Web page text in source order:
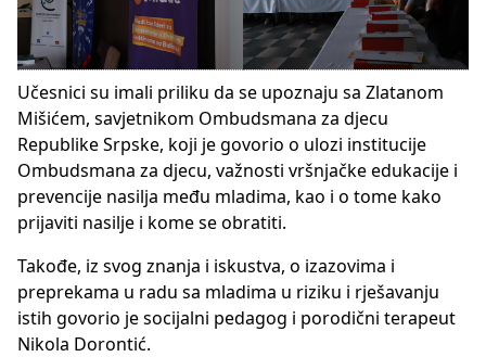
Učesnici su imali priliku da se upoznaju sa Zlatanom
Mišićem, savjetnikom Ombudsmana za djecu
Republike Srpske, koji je govorio o ulozi institucije
Ombudsmana za djecu, važnosti vršnjačke edukacije i
prevencije nasilja među mladima, kao i o tome kako
prijaviti nasilje i kome se obratiti.
Takođe, iz svog znanja i iskustva, o izazovima i
preprekama u radu sa mladima u riziku i rješavanju
istih govorio je socijalni pedagog i porodični terapeut
Nikola Dorontić.